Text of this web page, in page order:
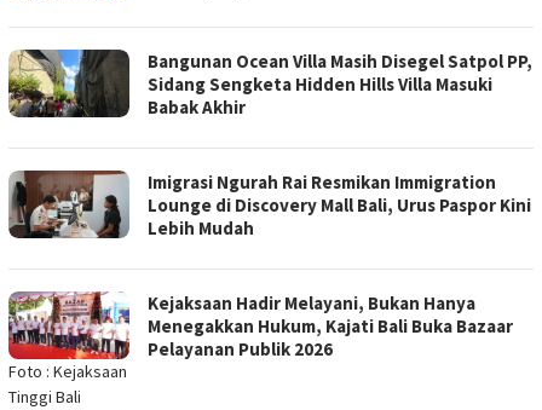
Bangunan Ocean Villa Masih Disegel Satpol PP,
Sidang Sengketa Hidden Hills Villa Masuki
Babak Akhir
Imigrasi Ngurah Rai Resmikan Immigration
Lounge di Discovery Mall Bali, Urus Paspor Kini
Lebih Mudah
Foto : Kejaksaan
Tinggi Bali
Kejaksaan Hadir Melayani, Bukan Hanya
Menegakkan Hukum, Kajati Bali Buka Bazaar
Pelayanan Publik 2026